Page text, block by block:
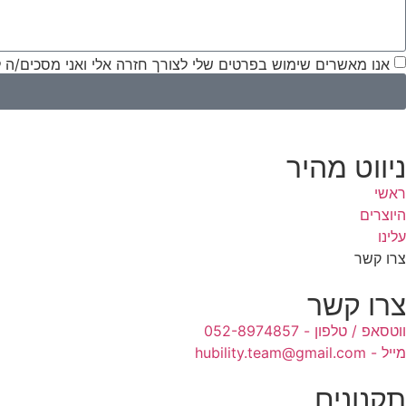
אנו מאשרים שימוש בפרטים שלי לצורך חזרה אלי ואני מסכים/ה
ניווט מהיר
ראשי
היוצרים
עלינו
צרו קשר
צרו קשר
ווטסאפ / טלפון - 052-8974857
מייל - hubility.team@gmail.com